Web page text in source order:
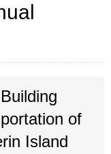
of
Island